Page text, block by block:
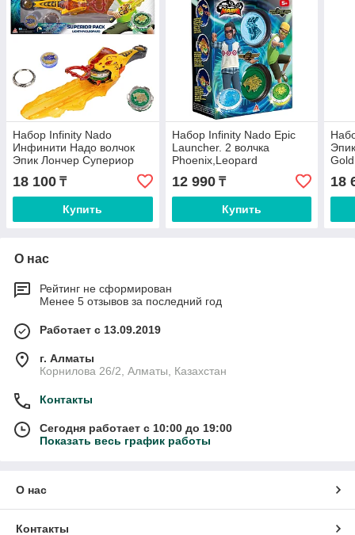
Набор Infinity Nado
Инфинити Надо волчок
Эпик Лончер Супериор
Lightning Leopard
18 100 ₸
Купить
Набор Infinity Nado Epic
Launcher. 2 волчка
Phoenix,Leopard
12 990₸
Купить
18
О нас
Рейтинг не сформирован
Менее 5 отзывов за последний год
Работает с 13.09.2019
г. Алматы
Корнилова 26/2, Алматы, Казахстан
Контакты
Сегодня работает с 10:00 до 19:00
Показать весь график работы
О нас
Контакты